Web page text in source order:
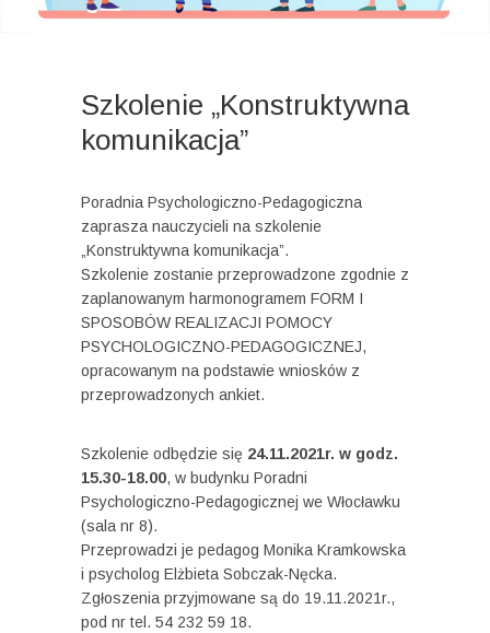
Szkolenie „Konstruktywna
komunikacja”
Poradnia Psychologiczno-Pedagogiczna
zaprasza nauczycieli na szkolenie
„Konstruktywna komunikacja”.
Szkolenie zostanie przeprowadzone zgodnie z
zaplanowanym harmonogramem FORM I
SPOSOBÓW REALIZACJI POMOCY
PSYCHOLOGICZNO-PEDAGOGICZNEJ,
opracowanym na podstawie wniosków z
przeprowadzonych ankiet.
Szkolenie odbędzie się 24.11.2021r. w godz.
15.30-18.00, w budynku Poradni
Psychologiczno-Pedagogicznej we Włocławku
(sala nr 8).
Przeprowadzi je pedagog Monika Kramkowska
i psycholog Elżbieta Sobczak-Nęcka.
Zgłoszenia przyjmowane są do 19.11.2021r.,
pod nr tel. 54 232 59 18.